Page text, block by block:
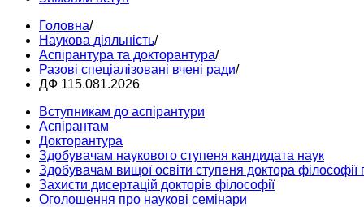
Головна/
Наукова діяльність/
Аспірантура та докторантура/
Разові спеціалізовані вчені ради/
ДФ 115.081.2026
Вступникам до аспірантури
Аспірантам
Докторантура
Здобувачам наукового ступеня кандидата наук
Здобувачам вищої освіти ступеня доктора філософії
Захисти дисертацій докторів філософії
Оголошення про наукові семінари